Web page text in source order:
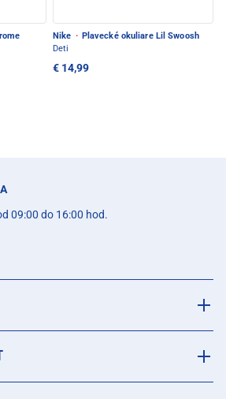
Nike · Plavecké okuliare Lil Swoosh
Deti
€ 14,99
09:00 do 16:00 hod.